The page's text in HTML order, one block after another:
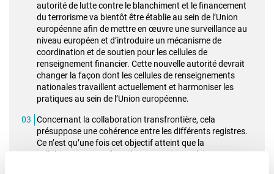
autorité de lutte contre le blanchiment et le financement
du terrorisme va bientôt être établie au sein de l’Union
européenne afin de mettre en œuvre une surveillance au
niveau européen et d’introduire un mécanisme de
coordination et de soutien pour les cellules de
renseignement financier. Cette nouvelle autorité devrait
changer la façon dont les cellules de renseignements
nationales travaillent actuellement et harmoniser les
pratiques au sein de l’Union européenne.
Concernant la collaboration transfrontière, cela
présuppose une cohérence entre les différents registres.
Ce n’est qu’une fois cet objectif atteint que la
collaboration transfrontière pourra jouer pleinement son